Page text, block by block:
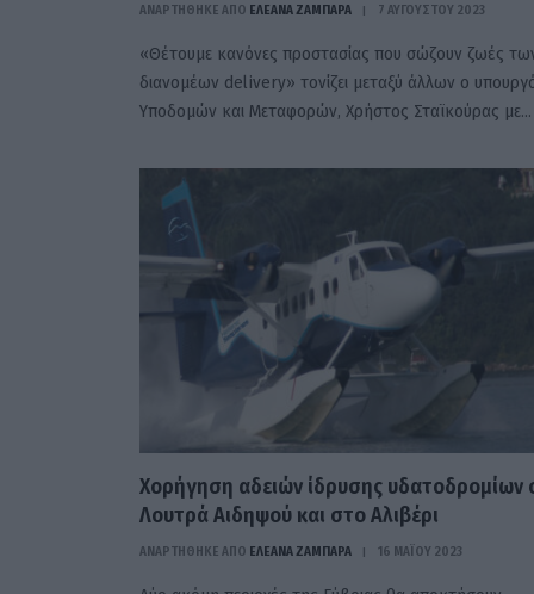
ΑΝΑΡΤΗΘΗΚΕ ΑΠΟ ΕΛΕΑΝΑ ΖΑΜΠΑΡΑ 7 ΑΥΓΟΎΣΤΟΥ 2023
«Θέτουμε κανόνες προστασίας που σώζουν ζωές
διανομέων delivery» τονίζει μεταξύ άλλων ο
Υποδομών και Μεταφορών, Χρήστος Σταϊκούρας με…
Χορήγηση αδειών ίδρυσης υδατοδρομίων
Λουτρά Αιδηψού και στο Αλιβέρι
ΑΝΑΡΤΗΘΗΚΕ ΑΠΟ ΕΛΕΑΝΑ ΖΑΜΠΑΡΑ 16 ΜΑΪ́ΟΥ 2023